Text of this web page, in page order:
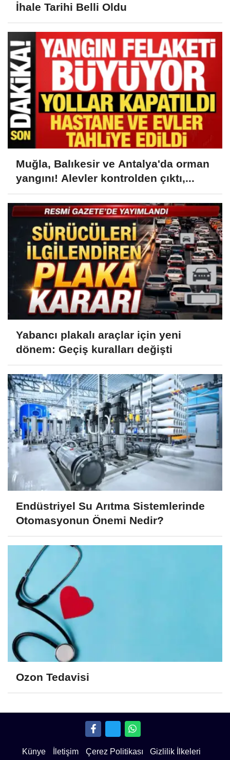
İhale Tarihi Belli Oldu
Muğla, Balıkesir ve Antalya'da orman
yangını! Alevler kontrolden çıktı,...
Yabancı plakalı araçlar için yeni
dönem: Geçiş kuralları değişti
Endüstriyel Su Arıtma Sistemlerinde
Otomasyonun Önemi Nedir?
Ozon Tedavisi
Künye İletişim Çerez Politikası Gizlilik İlkeleri